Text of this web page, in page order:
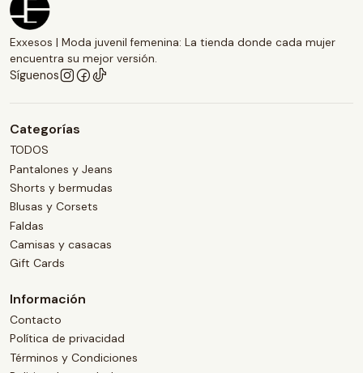
Exxesos | Moda juvenil femenina: La tienda donde cada mujer
encuentra su mejor versión.
Síguenos
Categorías
TODOS
Pantalones y Jeans
Shorts y bermudas
Blusas y Corsets
Faldas
Camisas y casacas
Gift Cards
Información
Contacto
Política de privacidad
Términos y Condiciones